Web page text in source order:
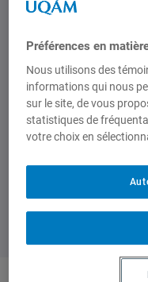
francophone»,
médias et
scène» du
Espaces
79-94.
Préférences en
Nous utilisons des
informations qui nous
sur le site, de vous
statistiques de
votre choix en